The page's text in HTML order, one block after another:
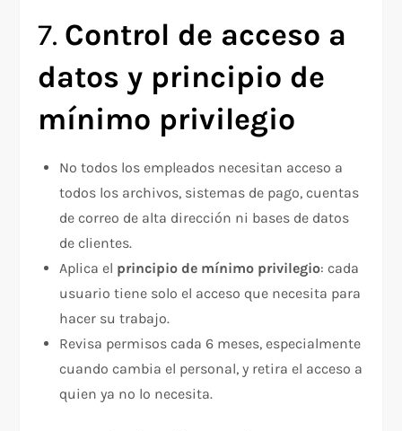
7. Control de acceso a
datos y principio de
mínimo privilegio
No todos los empleados necesitan acceso a
todos los archivos, sistemas de pago, cuentas
de correo de alta dirección ni bases de datos
de clientes.
Aplica el principio de mínimo privilegio: cada
usuario tiene solo el acceso que necesita para
hacer su trabajo.
Revisa permisos cada 6 meses, especialmente
cuando cambia el personal, y retira el acceso a
quien ya no lo necesita.